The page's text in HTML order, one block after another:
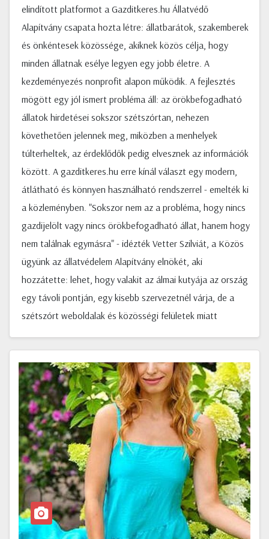
elindított platformot a Gazditkeres.hu Állatvédő
Alapítvány csapata hozta létre: állatbarátok, szakemberek
és önkéntesek közössége, akiknek közös célja, hogy
minden állatnak esélye legyen egy jobb életre. A
kezdeményezés nonprofit alapon működik. A fejlesztés
mögött egy jól ismert probléma áll: az örökbefogadható
állatok hirdetései sokszor szétszórtan, nehezen
követhetően jelennek meg, miközben a menhelyek
túlterheltek, az érdeklődők pedig elvesznek az információk
között. A gazditkeres.hu erre kínál választ egy modern,
átlátható és könnyen használható rendszerrel - emelték ki
a közleményben. "Sokszor nem az a probléma, hogy nincs
gazdijelölt vagy nincs örökbefogadható állat, hanem hogy
nem találnak egymásra" - idézték Vetter Szilviát, a Közös
ügyünk az állatvédelem Alapítvány elnökét, aki
hozzátette: lehet, hogy valakit az álmai kutyája az ország
egy távoli pontján, egy kisebb szervezetnél várja, de a
szétszórt weboldalak és közösségi felületek miatt